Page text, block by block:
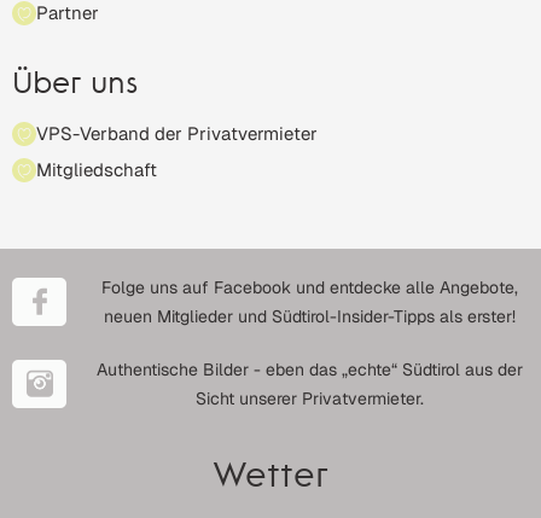
Partner
Über uns
VPS-Verband der Privatvermieter
Mitgliedschaft
Folge uns auf Facebook und entdecke alle Angebote,
neuen Mitglieder und Südtirol-Insider-Tipps als erster!
Authentische Bilder - eben das „echte“ Südtirol aus der
Sicht unserer Privatvermieter.
Wetter